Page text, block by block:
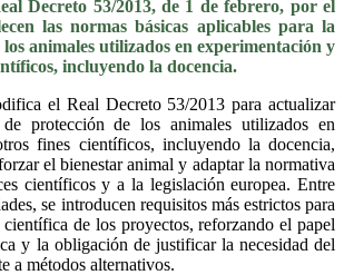
Decreto 53/2013, de 1 de febrero, por el
las normas básicas aplicables para la
animales utilizados en experimentación y
incluyendo la docencia.
el Real Decreto 53/2013 para actualizar
protección de los animales utilizados en
fines científicos, incluyendo la docencia,
el bienestar animal y adaptar la normativa
científicos y a la legislación europea. Entre
se introducen requisitos más estrictos para
de los proyectos, reforzando el papel
y la obligación de justificar la necesidad del
a métodos alternativos.